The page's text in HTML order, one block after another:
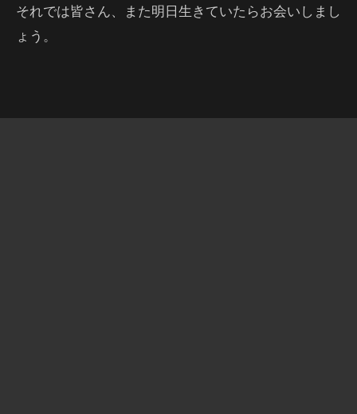
それでは皆さん、また明日生きていたらお会いしまし
ょう。